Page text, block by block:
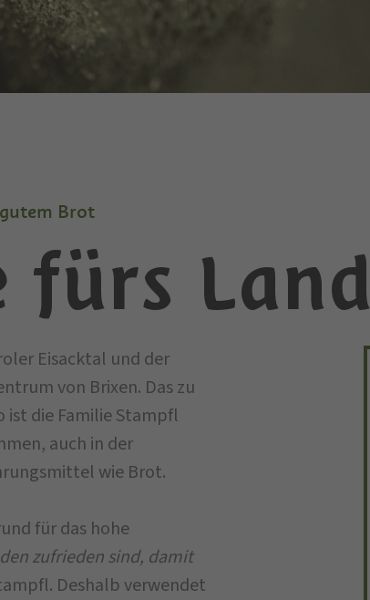
Brot
fürs Land
Eisacktal und der
von Brixen. Das zu
die Familie Stampfl
auch in der
wie Brot.
für das hohe
zufrieden sind, damit
Deshalb verwendet